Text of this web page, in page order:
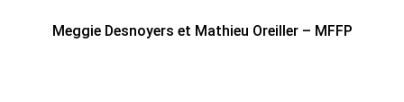
Meggie Desnoyers et Mathieu Oreiller – MFFP